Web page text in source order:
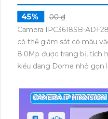
45%
00 ₫
Camera IPC3618SB-
có thể giám sát có màu
8.0Mp được trang bị, tích
kiểu dang Dome nhỏ gọn
Ultra265/H.265/H.264